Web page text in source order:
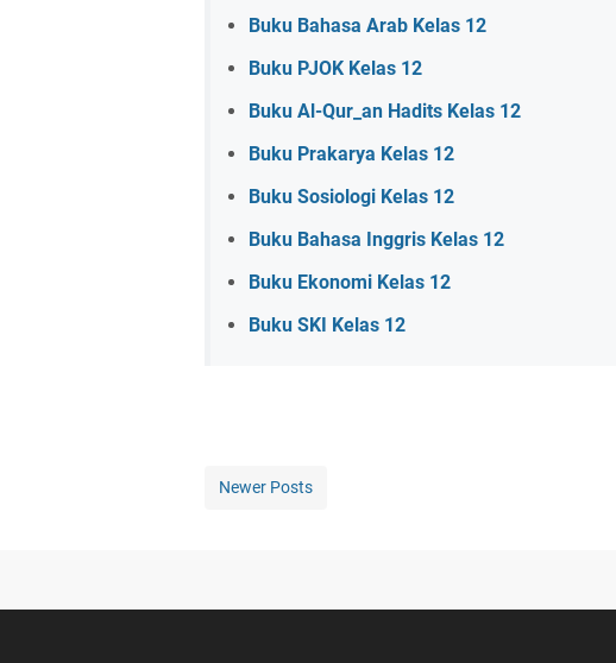
Buku Bahasa Arab Kelas 12
Buku PJOK Kelas 12
Buku Al-Qur_an Hadits Kelas 12
Buku Prakarya Kelas 12
Buku Sosiologi Kelas 12
Buku Bahasa Inggris Kelas 12
Buku Ekonomi Kelas 12
Buku SKI Kelas 12
Newer Posts